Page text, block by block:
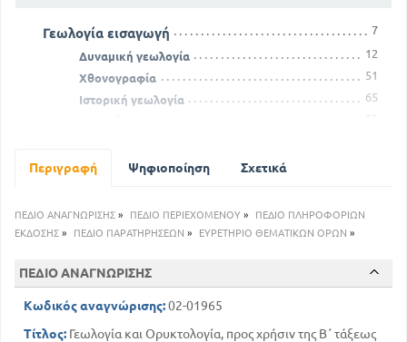
Γεωλογία εισαγωγή 7
Δυναμική γεωλογία
12
Χθονογραφία
51
Ιστορική γεωλογία
65
83
Περιληπτικός πίνακας
Περιγραφή Ψηφιοποίηση Σχετικά
ΠΕΔΙΟ ΑΝΑΓΝΩΡΙΣΗΣ » ΠΕΔΙΟ ΠΕΡΙΕΧΟΜΕΝΟΥ »
ΠΕΔΙΟ ΠΛΗΡΟΦΟΡΙΩΝ
ΕΚΔΟΣΗΣ » ΠΕΔΙΟ ΠΑΡΑΤΗΡΗΣΕΩΝ » ΕΥΡΕΤΗΡΙΟ ΘΕΜΑΤΙΚΩΝ ΟΡΩΝ »
ΠΕΔΙΟ ΑΝΑΓΝΩΡΙΣΗΣ
Κωδικός αναγνώρισης:02-01965
Τίτλος: Γεωλογία και Ορυκτολογία, προς χρήσιν της Β΄ τάξεως